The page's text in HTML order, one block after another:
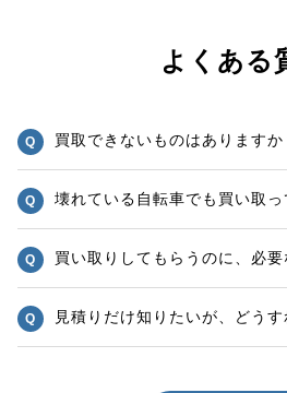
よくある
買取できないものはありますか
壊れている自転車でも買い取っ
買い取りしてもらうのに、必要
見積りだけ知りたいが、どうす